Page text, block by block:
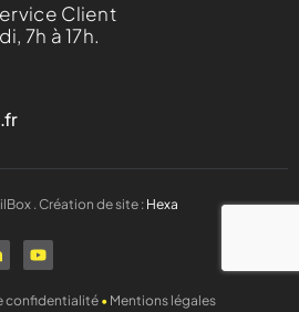
Client
7h à 17h.
. Création de site : Hexa
confidentialité• Mentions légales